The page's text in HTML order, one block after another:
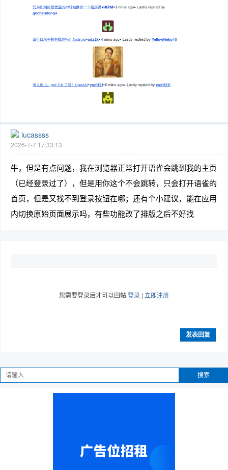
lucassss
2026-7-7 17:33:13
牛，但是有点问题，我在浏览器正常打开语雀会跳到我的主页
（已经登录过了），但是用你这个不会跳转，只会打开语雀的
首页，但是又找不到登录按钮在哪；还有个小建议，能在应用
内切换原始页面展示吗，有些功能改了排版之后不好找
您需要登录后才可以回帖登录 | 立即注册
发表回复
搜索